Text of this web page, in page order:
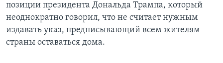
позиции президента Дональда Трампа, который
неоднократно говорил, что не считает нужным
издавать указ, предписывающий всем жителям
страны оставаться дома.